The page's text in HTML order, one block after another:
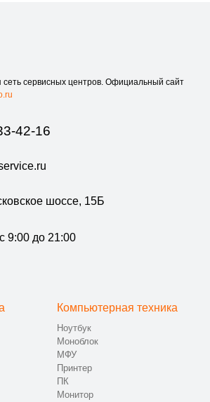
сервисных центров. Официальный сайт
42-16
шоссе, 15Б
9:00 до 21:00
Компьютерная техника
Ноутбук
Моноблок
МФУ
Принтер
ПК
Монитор